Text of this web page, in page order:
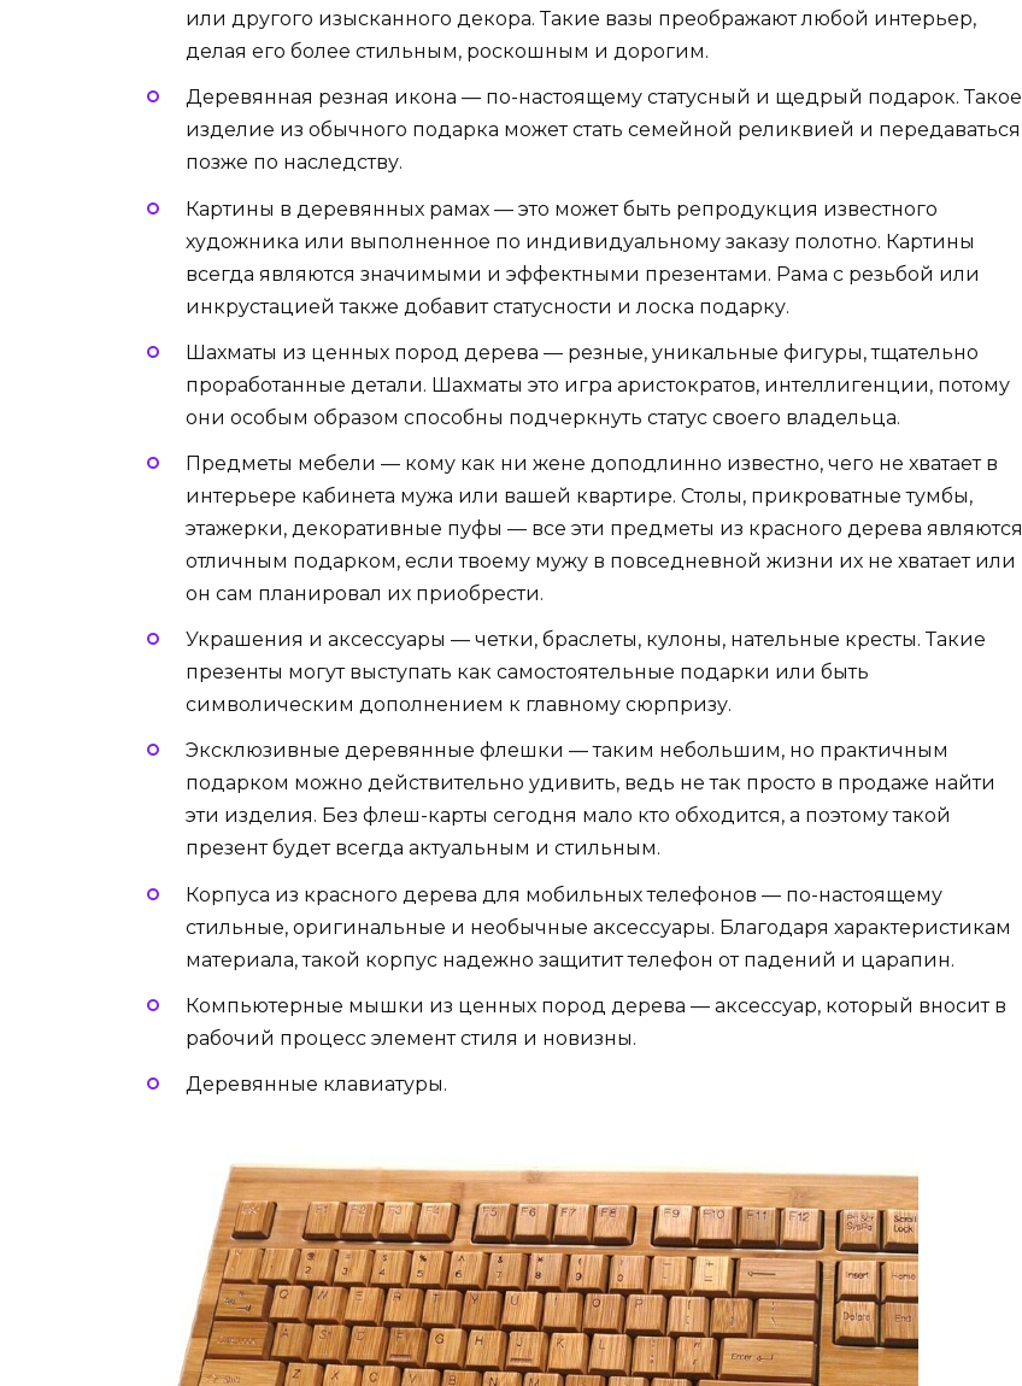
или другого изысканного декора. Такие вазы преображают любой интерьер,
делая его более стильным, роскошным и дорогим.
Деревянная резная икона — по-настоящему статусный и щедрый подарок. Такое
изделие из обычного подарка может стать семейной реликвией и передаваться
позже по наследству.
Картины в деревянных рамах — это может быть репродукция известного
художника или выполненное по индивидуальному заказу полотно. Картины
всегда являются значимыми и эффектными презентами. Рама с резьбой или
инкрустацией также добавит статусности и лоска подарку.
Шахматы из ценных пород дерева — резные, уникальные фигуры, тщательно
проработанные детали. Шахматы это игра аристократов, интеллигенции, потому
они особым образом способны подчеркнуть статус своего владельца.
Предметы мебели — кому как ни жене доподлинно известно, чего не хватает в
интерьере кабинета мужа или вашей квартире. Столы, прикроватные тумбы,
этажерки, декоративные пуфы — все эти предметы из красного дерева являются
отличным подарком, если твоему мужу в повседневной жизни их не хватает или
он сам планировал их приобрести.
Украшения и аксессуары — четки, браслеты, кулоны, нательные кресты. Такие
презенты могут выступать как самостоятельные подарки или быть
символическим дополнением к главному сюрпризу.
Эксклюзивные деревянные флешки — таким небольшим, но практичным
подарком можно действительно удивить, ведь не так просто в продаже найти
эти изделия. Без флеш-карты сегодня мало кто обходится, а поэтому такой
презент будет всегда актуальным и стильным.
Корпуса из красного дерева для мобильных телефонов — по-настоящему
стильные, оригинальные и необычные аксессуары. Благодаря характеристикам
материала, такой корпус надежно защитит телефон от падений и царапин.
Компьютерные мышки из ценных пород дерева — аксессуар, который вносит в
рабочий процесс элемент стиля и новизны.
Деревянные клавиатуры.